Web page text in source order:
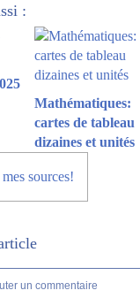
:
Mathématiques:
cartes de tableau
dizaines et unités
sources!
un commentaire